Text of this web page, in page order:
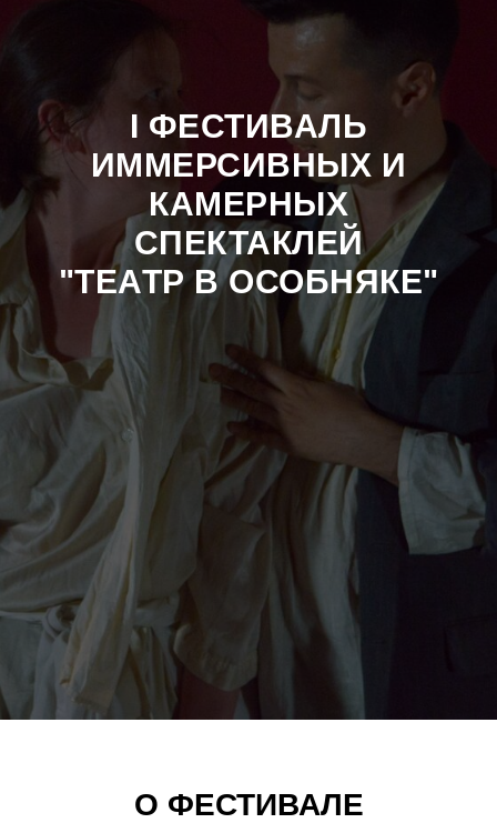
I ФЕСТИВАЛЬ
ИММЕРСИВНЫХ И
КАМЕРНЫХ
СПЕКТАКЛЕЙ
"ТЕАТР В ОСОБНЯКЕ"
О ФЕСТИВАЛЕ